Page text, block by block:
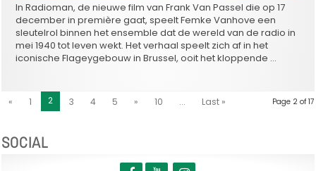
In Radioman, de nieuwe film van Frank Van Passel die op 17
december in première gaat, speelt Femke Vanhove een
sleutelrol binnen het ensemble dat de wereld van de radio in
mei 1940 tot leven wekt. Het verhaal speelt zich af in het
iconische Flageygebouw in Brussel, ooit het kloppende …
Page 2 of 17
« 1 2 3 4 5 » 10 ... Last »
SOCIAL